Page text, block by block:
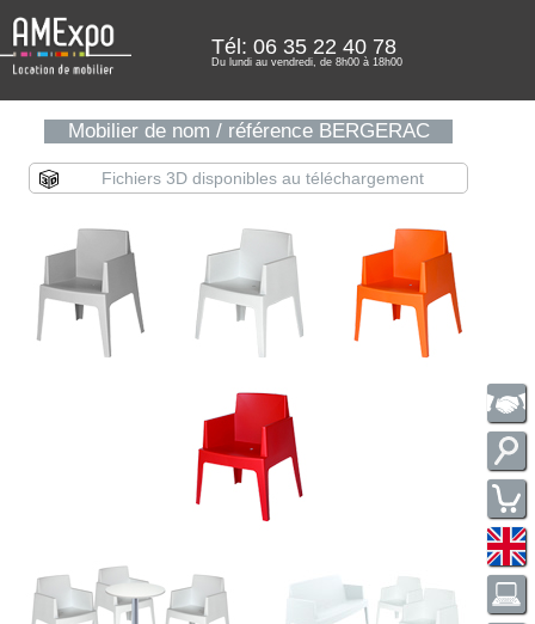
Tél: 06 35 22 40 78
Du lundi au vendredi, de 8h00 à 18h00
Mobilier de nom / référence BERGERAC
Fichiers 3D disponibles au téléchargement